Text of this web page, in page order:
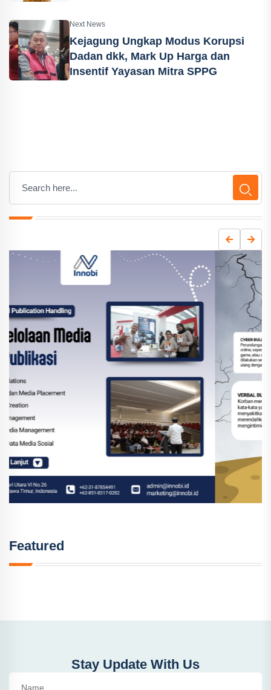
Next News
Kejagung Ungkap Modus Korupsi
Dadan dkk, Mark Up Harga dan
Insentif Yayasan Mitra SPPG
Featured
Stay Update With Us